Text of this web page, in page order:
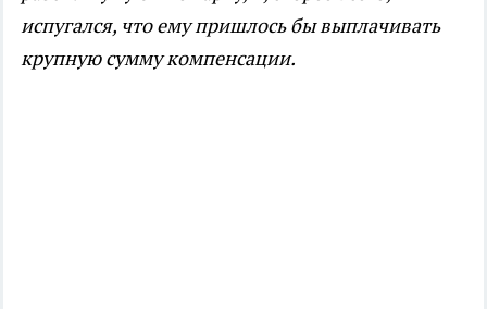
испугался, что ему пришлось бы выплачивать
крупную сумму компенсации.